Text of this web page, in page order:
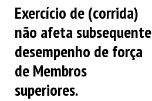
Exercício de (corrida)
não afeta subsequente
desempenho de força
de Membros
superiores.